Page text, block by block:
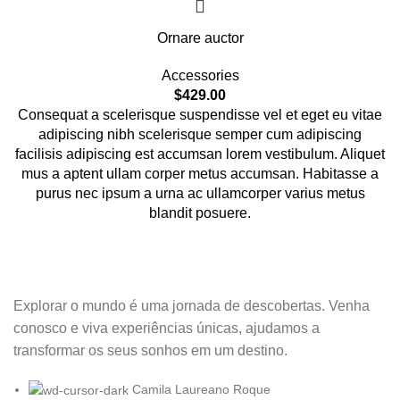
Ornare auctor
Accessories
$429.00
Consequat a scelerisque suspendisse vel et eget eu vitae
adipiscing nibh scelerisque semper cum adipiscing
facilisis adipiscing est accumsan lorem vestibulum. Aliquet
mus a aptent ullam corper metus accumsan. Habitasse a
purus nec ipsum a urna ac ullamcorper varius metus
blandit posuere.
Explorar o mundo é uma jornada de descobertas. Venha
conosco e viva experiências únicas, ajudamos a
transformar os seus sonhos em um destino.
Camila Laureano Roque